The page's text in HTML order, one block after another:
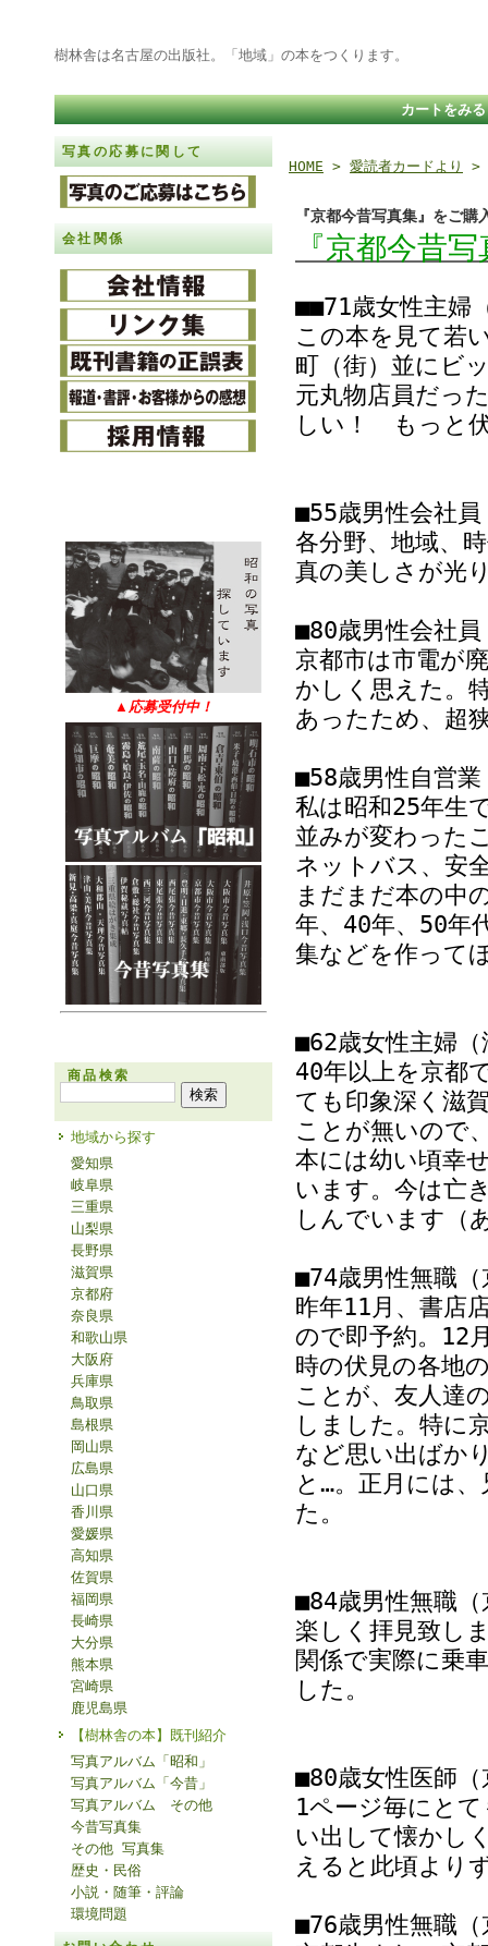
樹林舎は名古屋の出版社。「地域」の本をつくります。
カートをみる
写真の応募に関して
会社関係
▲ 応募受付中！
商品検索
地域から探す
愛知県
岐阜県
三重県
山梨県
長野県
滋賀県
京都府
奈良県
和歌山県
大阪府
兵庫県
鳥取県
島根県
岡山県
広島県
山口県
香川県
愛媛県
高知県
佐賀県
福岡県
長崎県
大分県
熊本県
宮崎県
鹿児島県
【樹林舎の本】既刊紹介
写真アルバム「昭和」
写真アルバム「今昔」
写真アルバム その他
今昔写真集
その他 写真集
歴史・民俗
小説・随筆・評論
環境問題
HOME > 愛読者カードより >
『京都今昔写真集』をご
『京都今昔
■■71歳女性主婦
この本を見て若
町（街）並にビ
元丸物店員だっ
しい！ もっと
■55歳男性会社
各分野、地域、
真の美しさが光
■80歳男性会社
京都市は市電が
かしく思えた。
あったため、超
■58歳男性自営
私は昭和25年生
並みが変わった
ネットバス、安
まだまだ本の中
年、40年、50年
集などを作って
■62歳女性主婦
40年以上を京都
ても印象深く滋
ことが無いので
本には幼い頃幸
います。今は亡
しんでいます（
■74歳男性無職
昨年11月、書店
ので即予約。12
時の伏見の各地
ことが、友人達
しました。特に
など思い出ばか
と…。正月には
た。
■84歳男性無職
楽しく拝見致し
関係で実際に乗
した。
■80歳女性医師
1ページ毎にと
い出して懐かし
えると此頃より
■76歳男性無職